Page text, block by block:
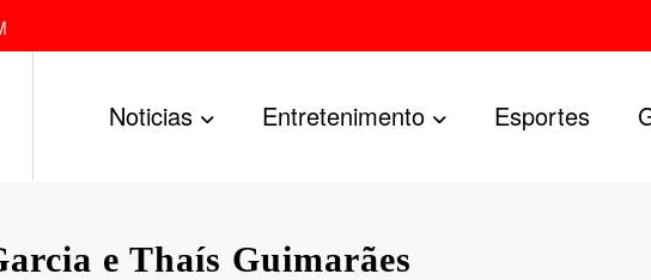
Noticias Entretenimento Esportes
e Thaís Guimarães